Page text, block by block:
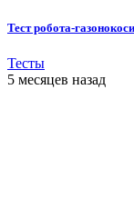
Тест робота-
Тесты
5 месяцев назад